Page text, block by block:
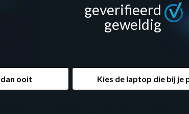
geverifieerd
geweldig
ooit Kies de laptop die bij je